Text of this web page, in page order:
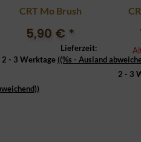
CRT Mo Brush
5,90 € *
Lieferzeit:
2 - 3 Werktage ((%s - Ausland
2 - 3